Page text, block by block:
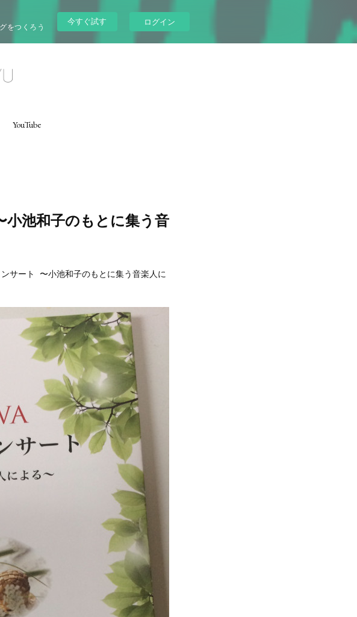
をつくろう
今すぐ試す ログイン
YouTube
小池和子のもとに集う音
サート 〜小池和子のもとに集う音楽人に